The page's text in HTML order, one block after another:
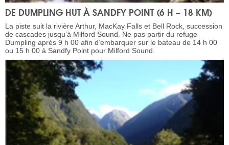
DE DUMPLING HUT À SANDFY POINT (6 H – 18 KM)
La piste suit la rivière Arthur, MacKay Falls et Bell Rock, succession
de cascades jusqu’à Milford Sound. Ne pas partir du refuge
Dumpling après 9 h 00 afin d’embarquer sur le bateau de 14 h 00
ou 15 h 00 à Sandfy Point pour Milford Sound.